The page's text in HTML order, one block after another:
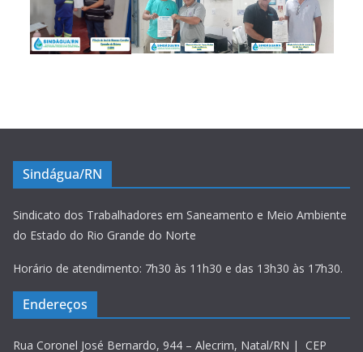
Sindágua/RN
Sindicato dos Trabalhadores em Saneamento e Meio Ambiente
do Estado do Rio Grande do Norte
Horário de atendimento: 7h30 às 11h30 e das 13h30 às 17h30.
Endereços
Rua Coronel José Bernardo, 944 – Alecrim, Natal/RN | CEP